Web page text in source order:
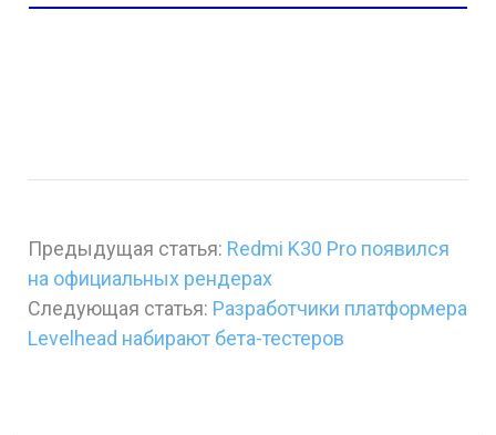
Предыдущая статья: Redmi K30 Pro появился
на официальных рендерах
Следующая статья: Разработчики платформера
Levelhead набирают бета-тестеров